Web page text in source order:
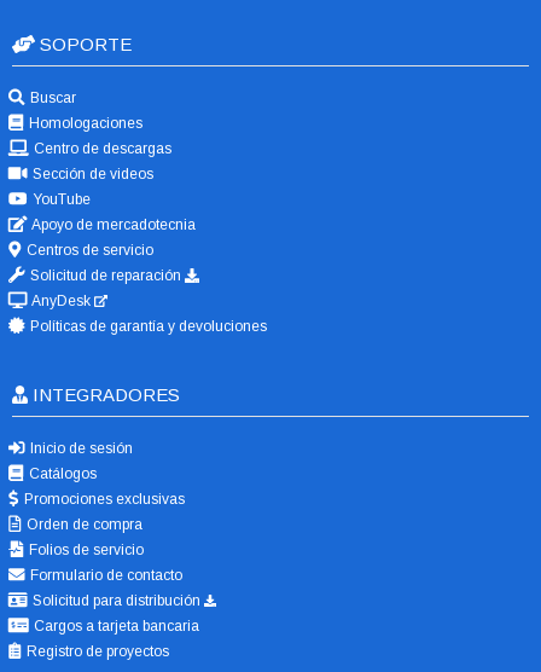
SOPORTE
Buscar
Homologaciones
Centro de descargas
Sección de videos
YouTube
Apoyo de mercadotecnia
Centros de servicio
Solicitud de reparación
AnyDesk
Políticas de garantía y devoluciones
INTEGRADORES
Inicio de sesión
Catálogos
Promociones exclusivas
Orden de compra
Folios de servicio
Formulario de contacto
Solicitud para distribución
Cargos a tarjeta bancaria
Registro de proyectos